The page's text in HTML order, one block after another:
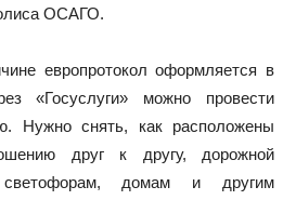
ОСАГО.
европротокол оформляется в
«Госуслуги» можно провести
Нужно снять, как расположены
друг к другу, дорожной
светофорам, домам и другим